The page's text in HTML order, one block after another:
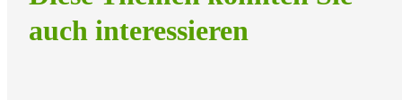
auch interessieren